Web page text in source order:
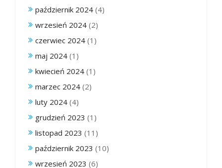
październik 2024 (4)
wrzesień 2024 (2)
czerwiec 2024 (1)
maj 2024 (1)
kwiecień 2024 (1)
marzec 2024 (2)
luty 2024 (4)
grudzień 2023 (1)
listopad 2023 (11)
październik 2023 (10)
wrzesień 2023 (6)